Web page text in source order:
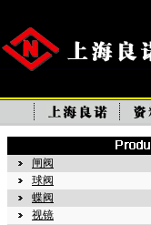
闸阀
球阀
蝶阀
视镜